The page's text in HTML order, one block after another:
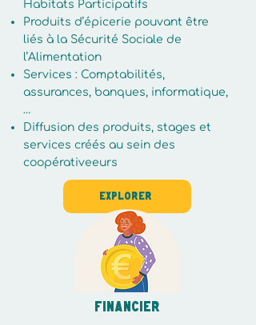
Habitats Participatifs
Produits d’épicerie pouvant être
liés à la Sécurité Sociale de
l’Alimentation
Services : Comptabilités,
assurances, banques, informatique,
…
Diffusion des produits, stages et
services créés au sein des
coopérativeeurs
Explorer
Financier